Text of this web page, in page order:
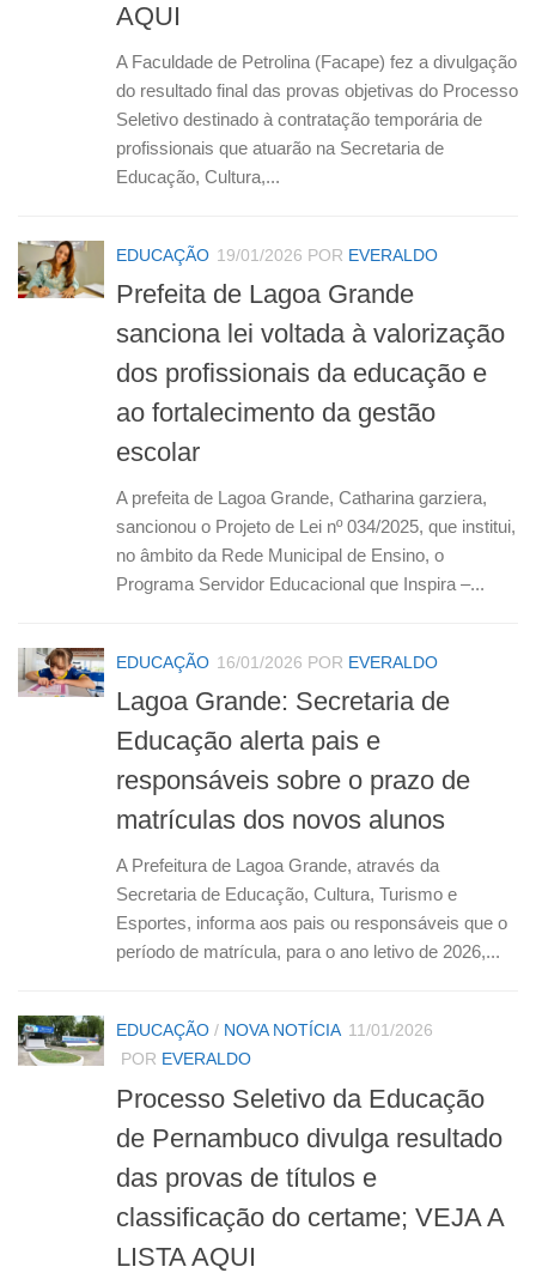
AQUI
A Faculdade de Petrolina (Facape) fez a divulgação
do resultado final das provas objetivas do Processo
Seletivo destinado à contratação temporária de
profissionais que atuarão na Secretaria de
Educação, Cultura,...
EDUCAÇÃO 19/01/2026 POR EVERALDO
Prefeita de Lagoa Grande
sanciona lei voltada à valorização
dos profissionais da educação e
ao fortalecimento da gestão
escolar
A prefeita de Lagoa Grande, Catharina garziera,
sancionou o Projeto de Lei nº 034/2025, que institui,
no âmbito da Rede Municipal de Ensino, o
Programa Servidor Educacional que Inspira –...
EDUCAÇÃO 16/01/2026 POR EVERALDO
Lagoa Grande: Secretaria de
Educação alerta pais e
responsáveis sobre o prazo de
matrículas dos novos alunos
A Prefeitura de Lagoa Grande, através da
Secretaria de Educação, Cultura, Turismo e
Esportes, informa aos pais ou responsáveis que o
período de matrícula, para o ano letivo de 2026,...
EDUCAÇÃO / NOVA NOTÍCIA 11/01/2026
POR EVERALDO
Processo Seletivo da Educação
de Pernambuco divulga resultado
das provas de títulos e
classificação do certame; VEJA A
LISTA AQUI